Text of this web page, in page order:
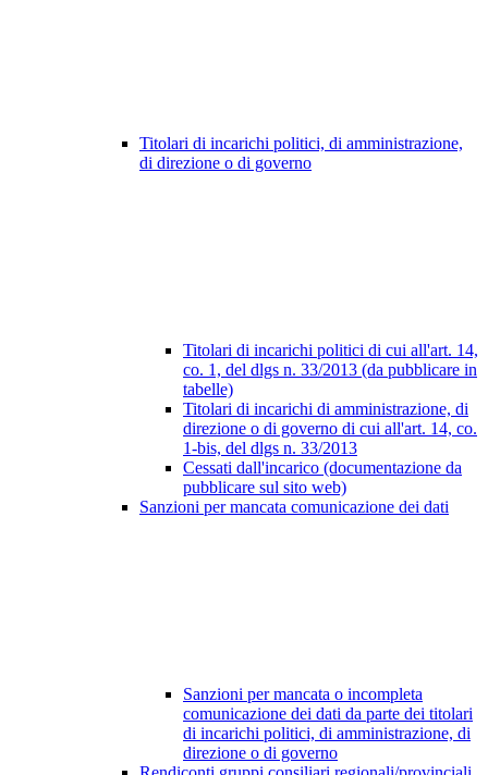
Titolari di incarichi politici, di amministrazione,
di direzione o di governo
Titolari di incarichi politici di cui all'art. 14,
co. 1, del dlgs n. 33/2013 (da pubblicare in
tabelle)
Titolari di incarichi di amministrazione, di
direzione o di governo di cui all'art. 14, co.
1-bis, del dlgs n. 33/2013
Cessati dall'incarico (documentazione da
pubblicare sul sito web)
Sanzioni per mancata comunicazione dei dati
Sanzioni per mancata o incompleta
comunicazione dei dati da parte dei titolari
di incarichi politici, di amministrazione, di
direzione o di governo